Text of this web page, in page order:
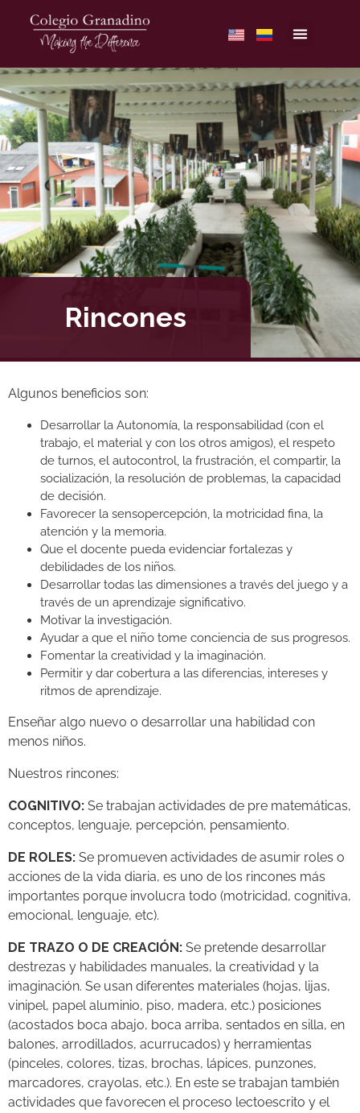
Rincones
Algunos beneficios son:
Desarrollar la Autonomía, la responsabilidad (con el
trabajo, el material y con los otros amigos), el respeto
de turnos, el autocontrol, la frustración, el compartir, la
socialización, la resolución de problemas, la capacidad
de decisión.
Favorecer la sensopercepción, la motricidad fina, la
atención y la memoria.
Que el docente pueda evidenciar fortalezas y
debilidades de los niños.
Desarrollar todas las dimensiones a través del juego y a
través de un aprendizaje significativo.
Motivar la investigación.
Ayudar a que el niño tome conciencia de sus progresos.
Fomentar la creatividad y la imaginación.
Permitir y dar cobertura a las diferencias, intereses y
ritmos de aprendizaje.
Enseñar algo nuevo o desarrollar una habilidad con
menos niños.
Nuestros rincones:
COGNITIVO: Se trabajan actividades de pre matemáticas,
conceptos, lenguaje, percepción, pensamiento.
DE ROLES: Se promueven actividades de asumir roles o
acciones de la vida diaria, es uno de los rincones más
importantes porque involucra todo (motricidad, cognitiva,
emocional, lenguaje, etc).
DE TRAZO O DE CREACIÓN: Se pretende desarrollar
destrezas y habilidades manuales, la creatividad y la
imaginación. Se usan diferentes materiales (hojas, lijas,
vinipel, papel aluminio, piso, madera, etc.) posiciones
(acostados boca abajo, boca arriba, sentados en silla, en
balones, arrodillados, acurrucados) y herramientas
(pinceles, colores, tizas, brochas, lápices, punzones,
marcadores, crayolas, etc.). En este se trabajan también
actividades que favorecen el proceso lectoescrito y el